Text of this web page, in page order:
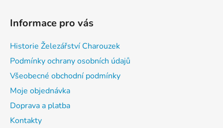
Informace pro vás
Historie Železářství Charouzek
Podmínky ochrany osobních údajů
Všeobecné obchodní podmínky
Moje objednávka
Doprava a platba
Kontakty